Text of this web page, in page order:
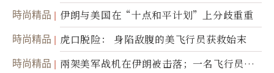
接技术转让
時尚精品 伊朗与美国在“十点和平计划”上分歧重重
時尚精品 虎口脱险： 身陷敌腹的美飞行员获救始末
時尚精品
兩架美军战机在伊朗被击落；一名飞行员失